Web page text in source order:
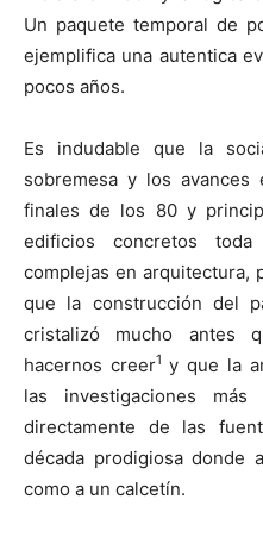
Un paquete temporal de
ejemplifica una autentica
pocos años.
Es indudable que la
sobremesa y los
finales de los 80 y
edificios concretos
complejas en arquitectura,
que la construcción del
cristalizó mucho antes
hacernos creer1 y que la
las investigaciones más
directamente de las
década prodigiosa
como a un calcetín.